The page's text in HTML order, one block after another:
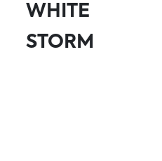
WHITE
STORM